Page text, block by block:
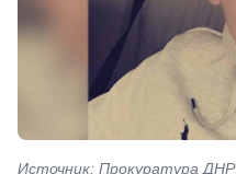
Источник: Прокуратура ДНР